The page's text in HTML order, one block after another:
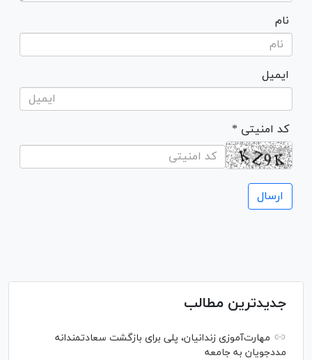
نام
ایمیل
* کد امنیتی
جدیدترین مطالب
مهارت‌آموزی زندانیان، پلی برای بازگشت سعادتمندانه
مددجویان به جامعه